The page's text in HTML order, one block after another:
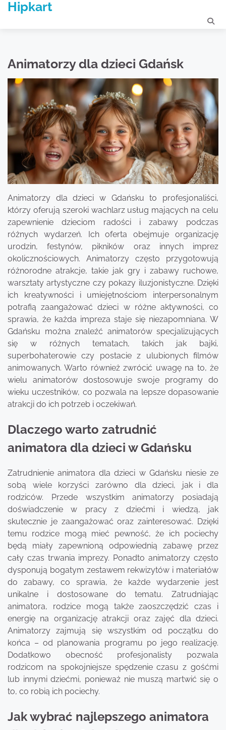
SkipHipkart
Animatorzy dla dzieci Gdańsk
Animatorzy dla dzieci w Gdańsku to profesjonaliści,
którzy oferują szeroki wachlarz usług mających na celu
zapewnienie dzieciom radości i zabawy podczas
różnych wydarzeń. Ich oferta obejmuje organizację
urodzin, festynów, pikników oraz innych imprez
okolicznościowych. Animatorzy często przygotowują
różnorodne atrakcje, takie jak gry i zabawy ruchowe,
warsztaty artystyczne czy pokazy iluzjonistyczne. Dzięki
ich kreatywności i umiejętnościom interpersonalnym
potrafią zaangażować dzieci w różne aktywności, co
sprawia, że każda impreza staje się niezapomniana. W
Gdańsku można znaleźć animatorów specjalizujących
się w różnych tematach, takich jak bajki,
superbohaterowie czy postacie z ulubionych filmów
animowanych. Warto również zwrócić uwagę na to, że
wielu animatorów dostosowuje swoje programy do
wieku uczestników, co pozwala na lepsze dopasowanie
atrakcji do ich potrzeb i oczekiwań.
Dlaczego warto zatrudnić
animatora dla dzieci w Gdańsku
Zatrudnienie animatora dla dzieci w Gdańsku niesie ze
sobą wiele korzyści zarówno dla dzieci, jak i dla
rodziców. Przede wszystkim animatorzy posiadają
doświadczenie w pracy z dziećmi i wiedzą, jak
skutecznie je zaangażować oraz zainteresować. Dzięki
temu rodzice mogą mieć pewność, że ich pociechy
będą miały zapewnioną odpowiednią zabawę przez
cały czas trwania imprezy. Ponadto animatorzy często
dysponują bogatym zestawem rekwizytów i materiałów
do zabawy, co sprawia, że każde wydarzenie jest
unikalne i dostosowane do tematu. Zatrudniając
animatora, rodzice mogą także zaoszczędzić czas i
energię na organizację atrakcji oraz zajęć dla dzieci.
Animatorzy zajmują się wszystkim od początku do
końca – od planowania programu po jego realizację.
Dodatkowo obecność profesjonalisty pozwala
rodzicom na spokojniejsze spędzenie czasu z gośćmi
lub innymi dziećmi, ponieważ nie muszą martwić się o
to, co robią ich pociechy.
Jak wybrać najlepszego animatora